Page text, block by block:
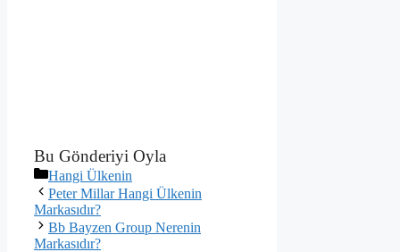
Bu Gönderiyi Oyla
Kategoriler
Hangi Ülkenin
Peter Millar Hangi Ülkenin
Markasıdır?
Bb Bayzen Group Nerenin
Markasıdır?